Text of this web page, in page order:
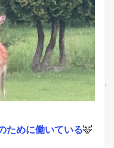
ために働いている🦌